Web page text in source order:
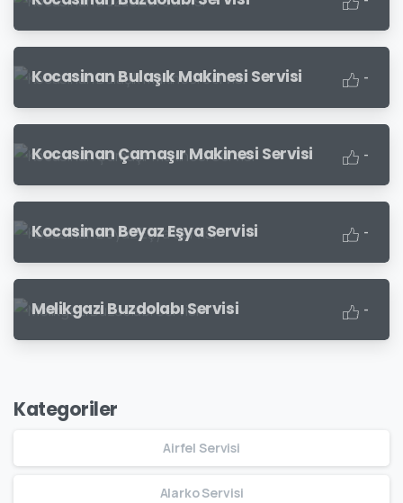
Kocasinan Bulaşık Makinesi Servisi -
Kocasinan Çamaşır Makinesi Servisi -
Kocasinan Beyaz Eşya Servisi -
Melikgazi Buzdolabı Servisi -
Kategoriler
Airfel Servisi
Alarko Servisi